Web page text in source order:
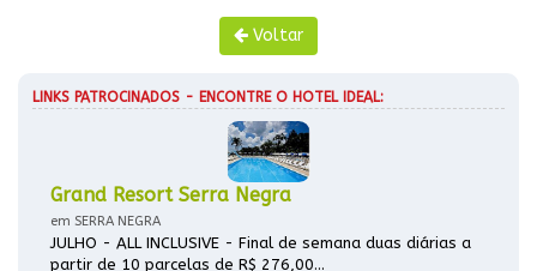
Voltar
LINKS PATROCINADOS - ENCONTRE O HOTEL IDEAL:
Grand Resort Serra Negra
em SERRA NEGRA
JULHO - ALL INCLUSIVE - Final de semana duas diárias a
partir de 10 parcelas de R$ 276,00...